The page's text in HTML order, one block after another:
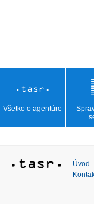
Všetko o agentúre
Úvod